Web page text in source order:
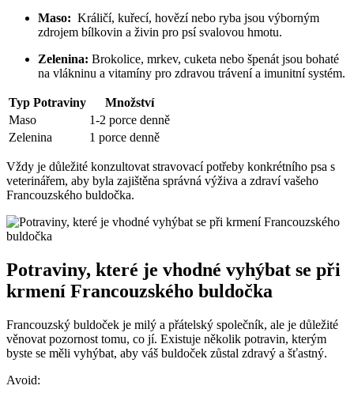
Maso: ⁤ Králičí,⁤ kuřecí, hovězí nebo‍ ryba jsou výborným
zdrojem bílkovin a živin pro psí svalovou hmotu.
Zelenina: Brokolice,​ mrkev, cuketa nebo ‌špenát jsou bohaté
na ‌vlákninu ⁣a vitamíny pro zdravou‌ trávení a imunitní systém.
Typ Potraviny
Množství
Maso
1-2⁣ porce​ denně
Zelenina
1 porce denně
Vždy ‌je důležité konzultovat stravovací ⁣potřeby ​konkrétního psa ⁢s
veterinářem, aby byla zajištěna ⁤správná výživa a zdraví vašeho
Francouzského buldočka.
Potraviny, které je vhodné‌ vyhýbat se při
krmení Francouzského buldočka
Francouzský⁤ buldoček je milý ‍a přátelský společník, ale je ⁣důležité⁢
věnovat⁤ pozornost tomu,‌ co jí. Existuje několik potravin, kterým
‌byste se měli vyhýbat,⁢ aby ‌váš ‍buldoček zůstal zdravý a šťastný.
Avoid: